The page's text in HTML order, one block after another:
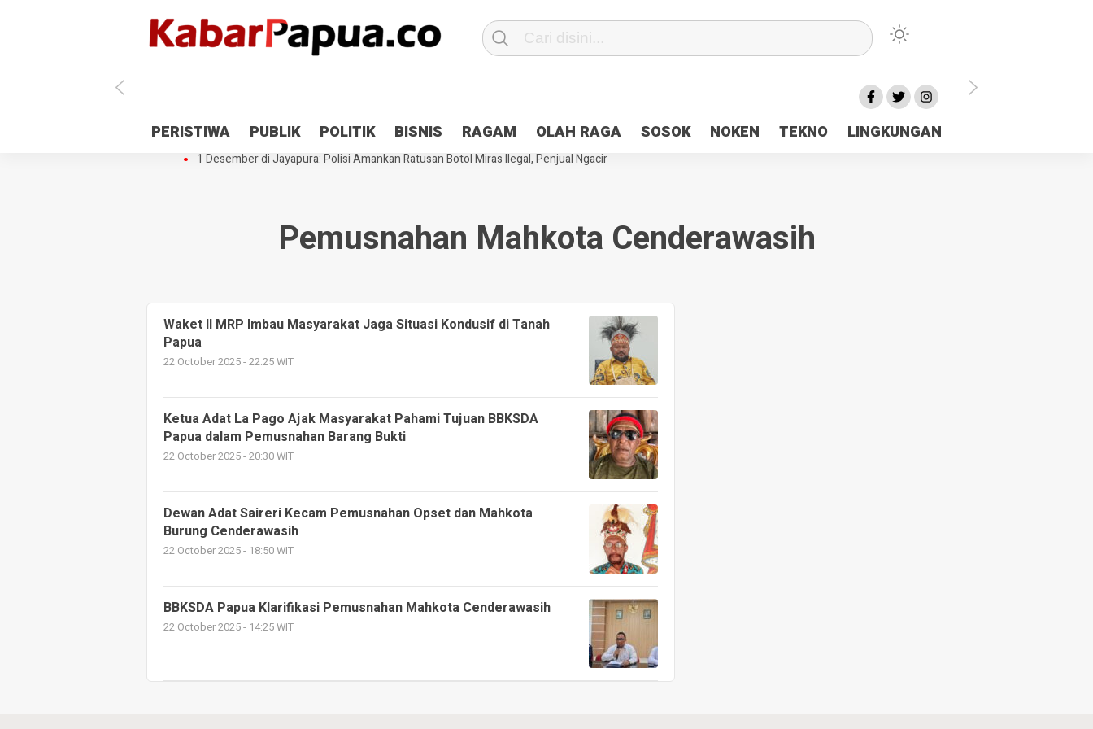
PERISTIWA PUBLIK POLITIK BISNIS RAGAM OLAH RAGA SOSOK NOKEN TEKNO LINGKUNGAN
Antisipasi 1 Desember, TNI Polri Patroli 2×24 jam di Kota Jayapura
Pesan Sejuk Polri di Deklarasi Pemilu Ceria Tanah Papua
Gedung Perpustakaan SMPN 5 Sentani Terbakar
Hibah Pilkada Jayapura Cair 10 Persen, Deposit Kas Daerah Rp23 Miliar Disorot
1 Desember di Jayapura: Polisi Amankan Ratusan Botol Miras Ilegal, Penjual Ngacir
Pemusnahan Mahkota Cenderawasih
Waket II MRP Imbau Masyarakat Jaga Situasi Kondusif di Tanah
Papua
22 October 2025 - 22:25 WIT
Ketua Adat La Pago Ajak Masyarakat Pahami Tujuan BBKSDA
Papua dalam Pemusnahan Barang Bukti
22 October 2025 - 20:30 WIT
Dewan Adat Saireri Kecam Pemusnahan Opset dan Mahkota
Burung Cenderawasih
22 October 2025 - 18:50 WIT
BBKSDA Papua Klarifikasi Pemusnahan Mahkota Cenderawasih
22 October 2025 - 14:25 WIT